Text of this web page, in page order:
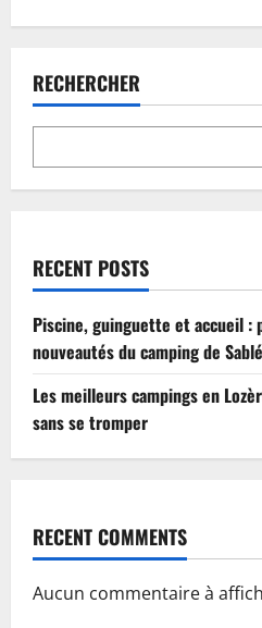
en
Lozère
:
mon
choisir
sans
RECHERCHER
RECENT POSTS
Piscine, guinguette et accueil :
nouveautés du camping de
Les meilleurs campings en
sans se tromper
RECENT COMMENTS
Aucun commentaire à